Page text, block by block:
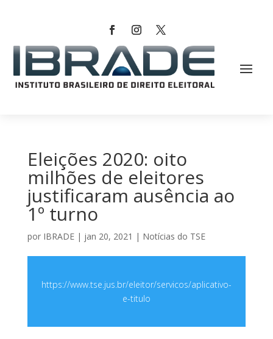
Eleições 2020: oito
milhões de eleitores
justificaram ausência ao
1º turno
por IBRADE| jan 20, 2021 | Notícias do TSE
https://www.tse.jus.br/eleitor/servicos/aplicativo-
e-titulo